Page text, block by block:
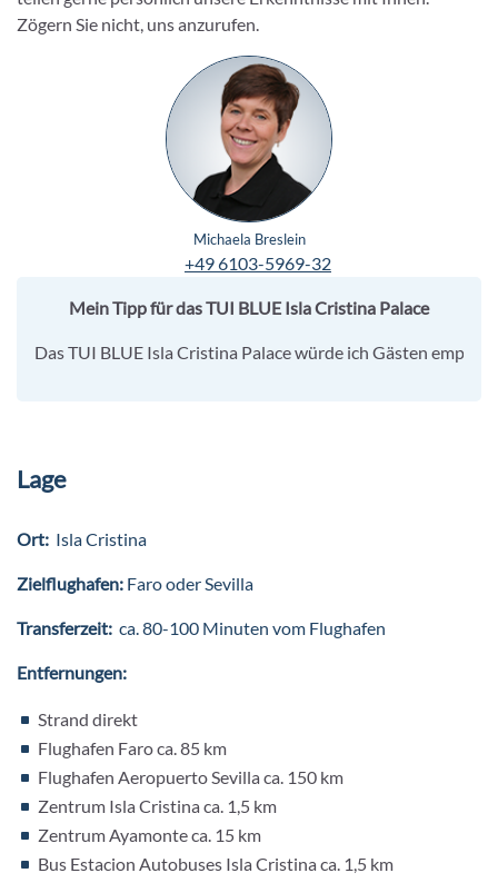
Zögern Sie nicht, uns anzurufen.
Michaela Breslein
+49 6103-5969-32
Mein Tipp für das TUI BLUE Isla Cristina Palace
Das TUI BLUE Isla Cristina Palace würde ich Gästen
Lage
Ort: Isla Cristina
Zielflughafen: Faro oder Sevilla
Transferzeit: ca. 80-100 Minuten vom Flughafen
Entfernungen:
Strand direkt
Flughafen Faro ca. 85 km
Flughafen Aeropuerto Sevilla ca. 150 km
Zentrum Isla Cristina ca. 1,5 km
Zentrum Ayamonte ca. 15 km
Bus Estacion Autobuses Isla Cristina ca. 1,5 km